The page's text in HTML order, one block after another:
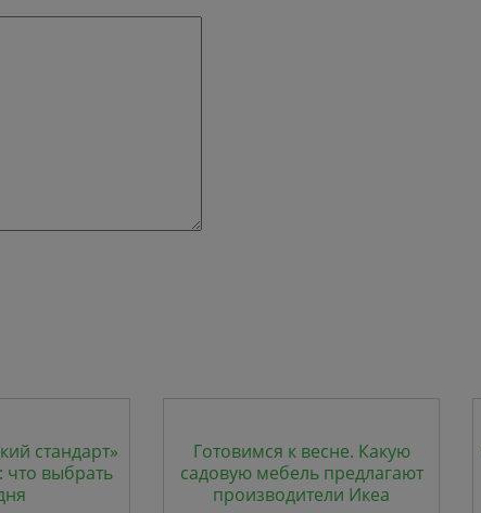
стандарт»
что выбрать
Готовимся к весне. Какую
садовую мебель предлагают
производители Икеа